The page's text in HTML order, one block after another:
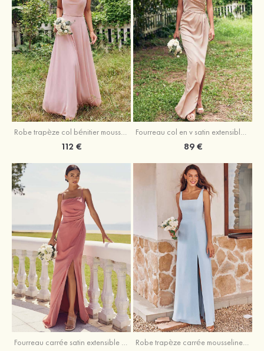
Robe trapèze col bénitier mousseline ras du sol robe de demoiselle d'honneur
112 €
Fourreau col en v satin extensible asymétrique robe de demoiselle d'honneur
89 €
Fourreau carrée satin extensible ras du sol robe de demoiselle d'honneur Robe trapèze carrée mousseline ras du sol robe de demoiselle d'honneur